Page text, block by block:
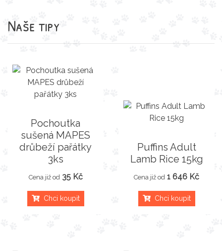
Naše tipy
Pochoutka
sušená MAPES
drůbeží pařátky
3ks
Cena již od 35 Kč
Chci koupit
Puffins Adult
Lamb Rice 15kg
Cena již od 1 646 Kč
Chci koupit